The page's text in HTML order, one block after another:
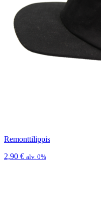
Remonttilippis
2,90 € alv. 0%